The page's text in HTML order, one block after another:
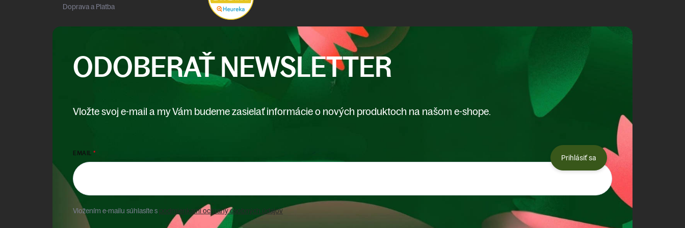
Doprava a Platba
ODOBERAŤ NEWSLETTER
Vložte svoj e-mail a my Vám budeme zasielať informácie o nových produktoch na našom e-shope.
EMAIL
Vložením e-mailu súhlasíte s podmienkami ochrany osobných údajov
Prihlásiť sa